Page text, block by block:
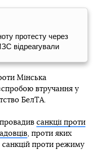
протесту через
відреагували
Мінська
втручання у
БелТА.
санкції проти
, проти яких
проти режиму